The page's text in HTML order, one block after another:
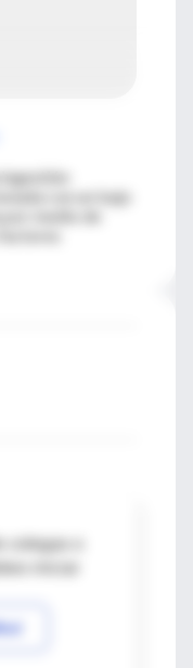
con un bajo
colegas o